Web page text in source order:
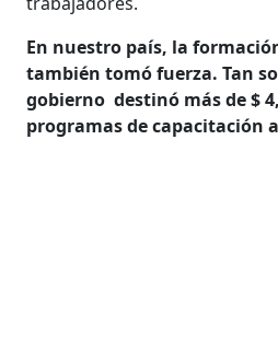
En nuestro país, la
también tomó fuerza. Tan
gobierno destinó más de $
programas de capacitación a